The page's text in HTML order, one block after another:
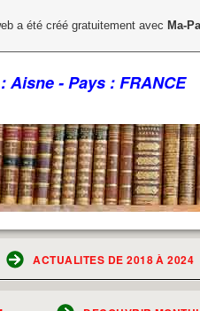
Aisne - Pays : FRANCE
ACTUALITES DE 2018 À 2024
a été créé gratuitement avec Ma-